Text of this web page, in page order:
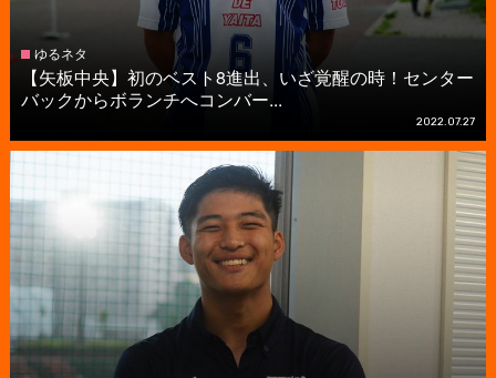
ゆるネタ
【矢板中央】初のベスト8進出、いざ覚醒の時！センター
バックからボランチへコンバー...
2022.07.27